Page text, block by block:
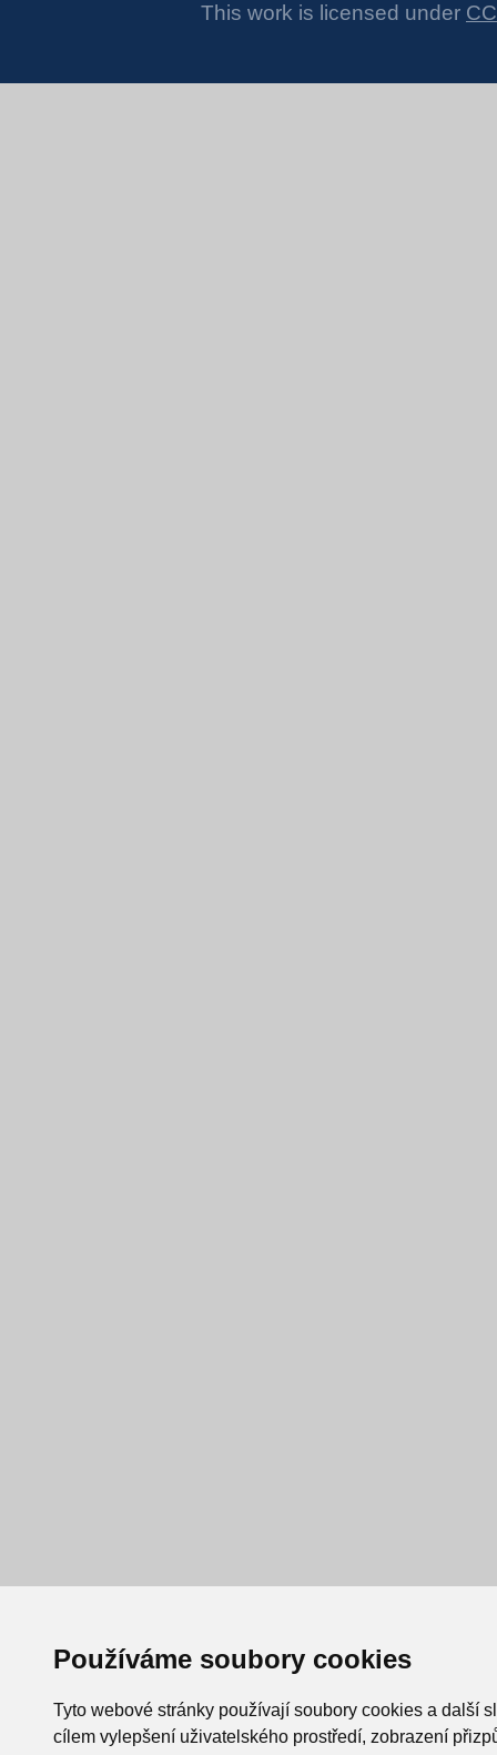
Používáme soubory cookies
Tyto webové stránky používají soubory cookies a další
cílem vylepšení uživatelského prostředí, zobrazení
This work is licensed under